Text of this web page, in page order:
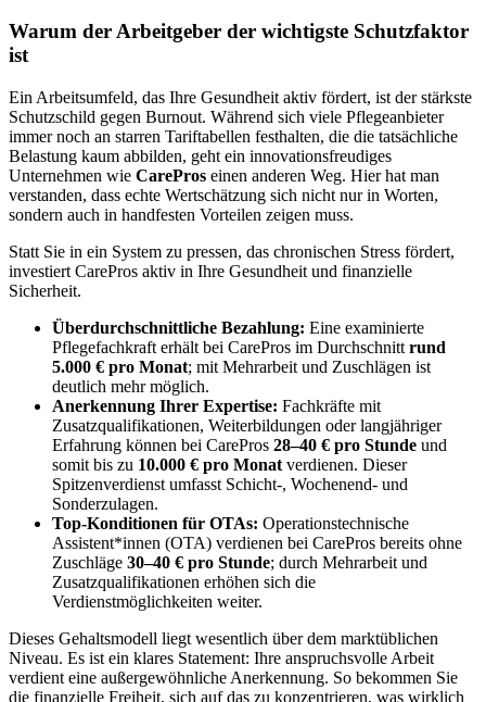
Warum der Arbeitgeber der wichtigste Schutzfaktor
ist
Ein Arbeitsumfeld, das Ihre Gesundheit aktiv fördert, ist der stärkste
Schutzschild gegen Burnout. Während sich viele Pflegeanbieter
immer noch an starren Tariftabellen festhalten, die die tatsächliche
Belastung kaum abbilden, geht ein innovationsfreudiges
Unternehmen wie CarePros einen anderen Weg. Hier hat man
verstanden, dass echte Wertschätzung sich nicht nur in Worten,
sondern auch in handfesten Vorteilen zeigen muss.
Statt Sie in ein System zu pressen, das chronischen Stress fördert,
investiert CarePros aktiv in Ihre Gesundheit und finanzielle
Sicherheit.
Überdurchschnittliche Bezahlung: Eine examinierte
Pflegefachkraft erhält bei CarePros im Durchschnitt rund
5.000 € pro Monat; mit Mehrarbeit und Zuschlägen ist
deutlich mehr möglich.
Anerkennung Ihrer Expertise: Fachkräfte mit
Zusatzqualifikationen, Weiterbildungen oder langjähriger
Erfahrung können bei CarePros 28–40 € pro Stunde und
somit bis zu 10.000 € pro Monat verdienen. Dieser
Spitzenverdienst umfasst Schicht-, Wochenend- und
Sonderzulagen.
Top-Konditionen für OTAs: Operationstechnische
Assistent*innen (OTA) verdienen bei CarePros bereits ohne
Zuschläge 30–40 € pro Stunde; durch Mehrarbeit und
Zusatzqualifikationen erhöhen sich die
Verdienstmöglichkeiten weiter.
Dieses Gehaltsmodell liegt wesentlich über dem marktüblichen
Niveau. Es ist ein klares Statement: Ihre anspruchsvolle Arbeit
verdient eine außergewöhnliche Anerkennung. So bekommen Sie
die finanzielle Freiheit, sich auf das zu konzentrieren, was wirklich